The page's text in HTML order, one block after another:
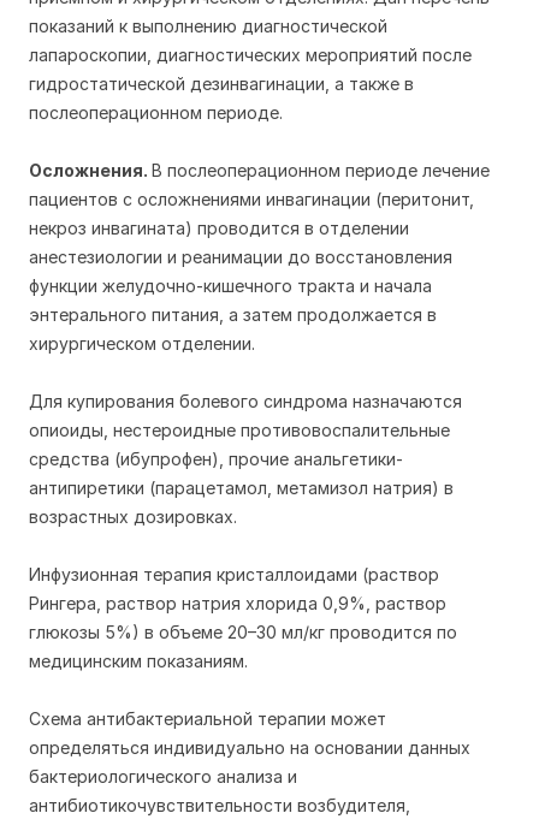
показаний к выполнению диагностической
лапароскопии, диагностических мероприятий после
гидростатической дезинвагинации, а также в
послеоперационном периоде.
Осложнения. В послеоперационном периоде лечение
пациентов с осложнениями инвагинации (перитонит,
некроз инвагината) проводится в отделении
анестезиологии и реанимации до восстановления
функции желудочно-кишечного тракта и начала
энтерального питания, а затем продолжается в
хирургическом отделении.
Для купирования болевого синдрома назначаются
опиоиды, нестероидные противовоспалительные
средства (ибупрофен), прочие анальгетики-
антипиретики (парацетамол, метамизол натрия) в
возрастных дозировках.
Инфузионная терапия кристаллоидами (раствор
Рингера, раствор натрия хлорида 0,9%, раствор
глюкозы 5%) в объеме 20–30 мл/кг проводится по
медицинским показаниям.
Схема антибактериальной терапии может
определяться индивидуально на основании данных
бактериологического анализа и
антибиотикочувствительности возбудителя,